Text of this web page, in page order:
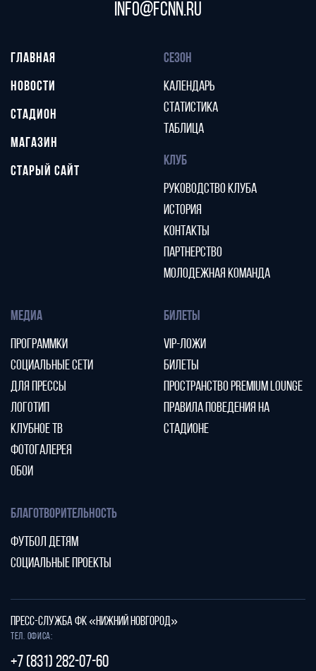
info@fcnn.ru
ГЛАВНАЯ
НОВОСТИ
СТАДИОН
МАГАЗИН
СТАРЫЙ САЙТ
СЕЗОН
КАЛЕНДАРЬ
СТАТИСТИКА
ТАБЛИЦА
КЛУБ
РУКОВОДСТВО КЛУБА
ИСТОРИЯ
КОНТАКТЫ
ПАРТНЕРСТВО
МОЛОДЕЖНАЯ КОМАНДА
МЕДИА
ПРОГРАММКИ
СОЦИАЛЬНЫЕ СЕТИ
ДЛЯ ПРЕССЫ
ЛОГОТИП
КЛУБНОЕ ТВ
ФОТОГАЛЕРЕЯ
ОБОИ
БИЛЕТЫ
VIP-ЛОЖИ
БИЛЕТЫ
ПРОСТРАНСТВО PREMIUM LOUNGE
ПРАВИЛА ПОВЕДЕНИЯ НА
СТАДИОНЕ
БЛАГОТВОРИТЕЛЬНОСТЬ
ФУТБОЛ ДЕТЯМ
СОЦИАЛЬНЫЕ ПРОЕКТЫ
ПРЕСС-СЛУЖБА ФК «НИЖНИЙ НОВГОРОД»
Тел. офиса:
+7 (831) 282-07-60